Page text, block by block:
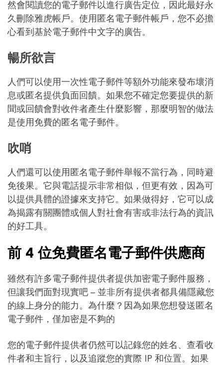
然會閱讀您的電子郵件以進行廣告定位，因此最好永
久刪除雅虎帳戶。使用匿名電子郵件帳戶，您不必擔
心看到基於電子郵件中文字的廣告。
暢所欲言
人們可以使用一次性電子郵件等額外功能來發布壞消
息或匿名提供負面回饋。如果您不確定您要提供的新
聞或回饋會對收件者產生什麼影響，那麼明智的做法
是使用免費的匿名電子郵件。
吹哨
人們還可以使用匿名電子郵件舉報不當行為，同時避
免後果。它與電話提示非常相似，但更有效，因為可
以提供具體的證據來支持它。如果做得好，它可以成
為揭露有關團體或個人對社會有害或非法行為的資訊
的好工具。
前 4 位免費匿名電子郵件供應商
雖然有許多電子郵件提供者提供加密電子郵件服務，
但讓我們面對現實吧 – 並非所有提供者都具備隱藏您
的線上身分的能力。為什麼？因為如果您想發送匿名
電子郵件，僅加密是不夠的
您的電子郵件提供者仍然可以記錄您的姓名、查看收
件者和主旨行，以及追蹤您的實際 IP 和位置。如果